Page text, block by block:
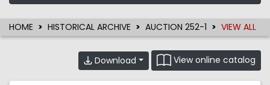
HOME HISTORICAL ARCHIVE AUCTION 252-1 VIEW ALL
Download View online catalog